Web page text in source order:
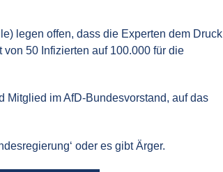
legen offen, dass die Experten dem Druck
50 Infizierten auf 100.000 für die
Mitglied im AfD-Bundesvorstand, auf das
oder es gibt Ärger.